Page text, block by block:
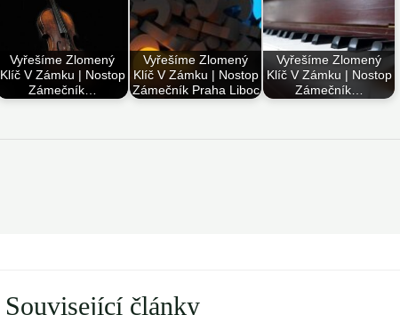
Vyřešíme Zlomený
Klíč V Zámku | Nostop
Zámečník…
Vyřešíme Zlomený
Klíč V Zámku | Nostop
Zámečník Praha Liboc
Vyřešíme Zlomený
Klíč V Zámku | Nostop
Zámečník…
Související články